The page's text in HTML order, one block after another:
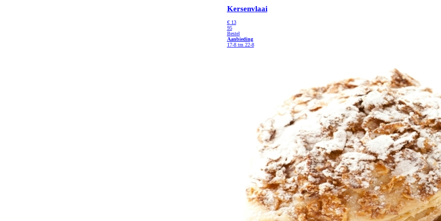
Kersenvlaai
€ 13
95
Bestel
Aanbieding
17-8 tm 22-8